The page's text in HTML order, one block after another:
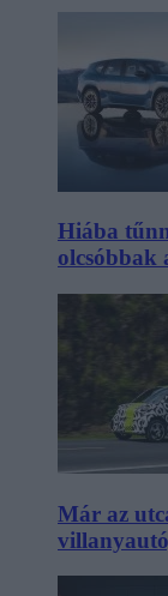
Hiába
olcsóbbak
Már az